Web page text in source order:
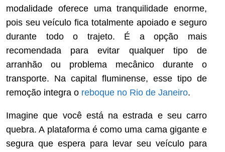
modalidade oferece uma tranquilidade enorme,
pois seu veículo fica totalmente apoiado e seguro
durante todo o trajeto. É a opção mais
recomendada para evitar qualquer tipo de
arranhão ou problema mecânico durante o
transporte. Na capital fluminense, esse tipo de
remoção integra o reboque no Rio de Janeiro.
Imagine que você está na estrada e seu carro
quebra. A plataforma é como uma cama gigante e
segura que espera para levar seu veículo para